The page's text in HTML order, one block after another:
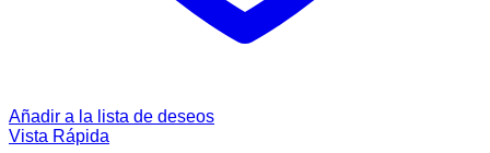
Añadir a la lista de deseos
Vista Rápida